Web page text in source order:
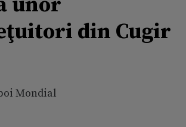
din Cugir
Mondial